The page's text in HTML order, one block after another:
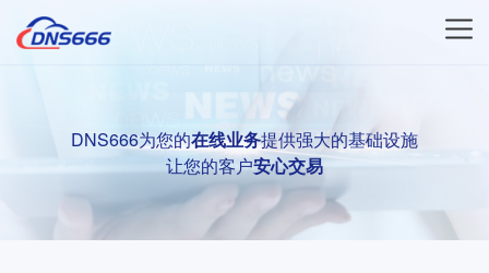
DNS666为您的在线业务提供强大的基础设施
让您的客户安心交易